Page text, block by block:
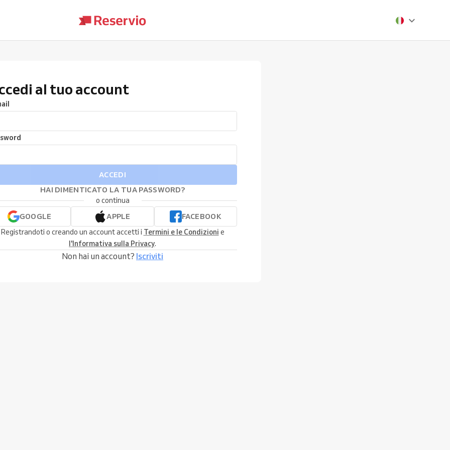
al tuo account
ACCEDI
HAI DIMENTICATO LA TUA PASSWORD?
o continua
GOOGLE
APPLE
FACEBOOK
Registrandoti o creando un account accetti i Termini e le Condizioni e
l'Informativa sulla Privacy.
Non hai un account? Iscriviti